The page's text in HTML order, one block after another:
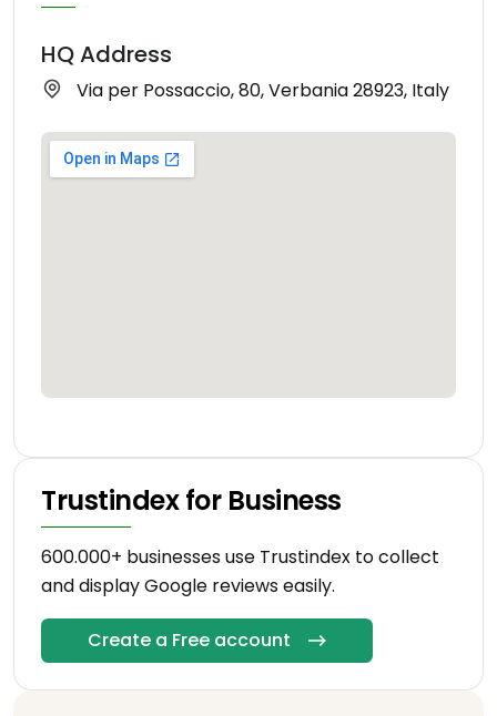
HQ Address
Via per Possaccio, 80, Verbania 28923, Italy
Trustindex for Business
600.000+ businesses use Trustindex to collect
and display Google reviews easily.
Create a Free account